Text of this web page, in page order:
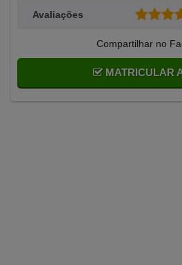
Avaliações
Compartilhar no
MATRICULAR